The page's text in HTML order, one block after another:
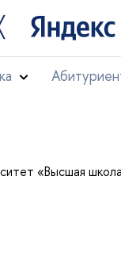
«Высшая